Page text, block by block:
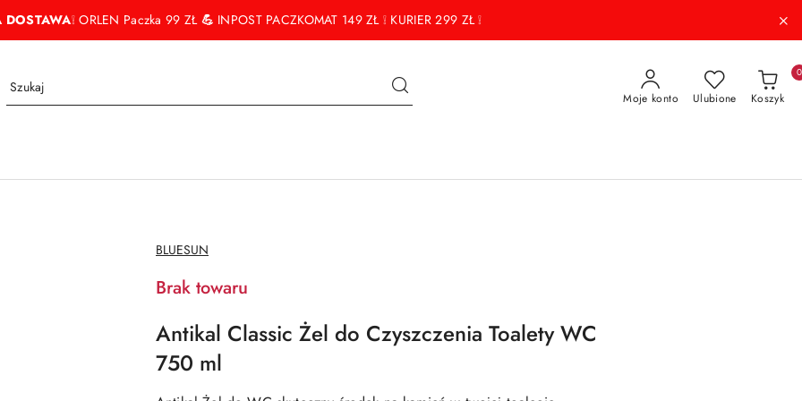
DOSTAWA❕ ORLEN Paczka 99 ZŁ💪 INPOST PACZKOMAT 149 ZŁ ❕ KURIER 299 ZŁ ❕
Moje konto Ulubione Koszyk
0
NAZWA
PRODUCENTA:
BLUESUN
Brak towaru
Antikal Classic Żel do Czyszczenia Toalety WC
750 ml